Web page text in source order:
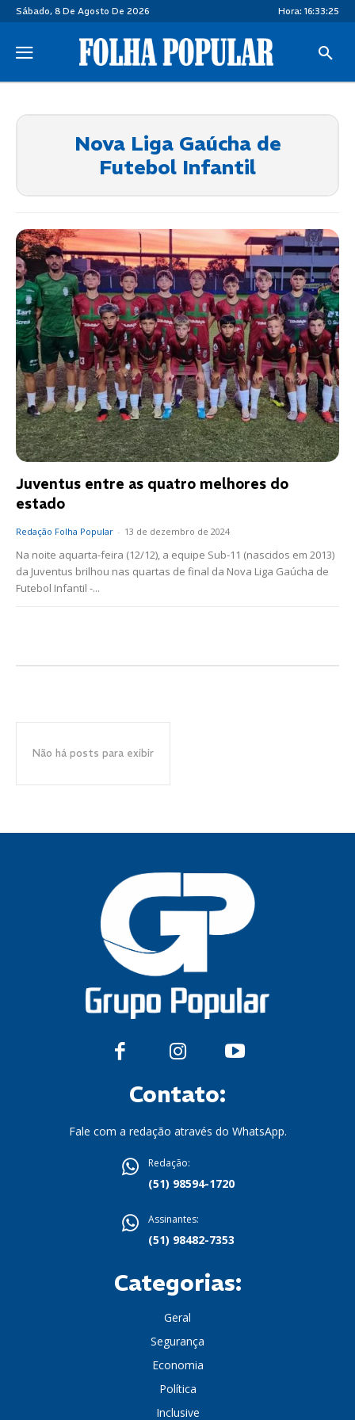
Sábado, 8 De Agosto De 2026 Hora:16:33:26
Nova Liga Gaúcha de
Futebol Infantil
Juventus entre as quatro melhores do
estado
Redação Folha Popular - 13 de dezembro de 2024
Na noite aquarta-feira (12/12), a equipe Sub-11 (nascidos em 2013)
da Juventus brilhou nas quartas de final da Nova Liga Gaúcha de
Futebol Infantil -...
Não há posts para exibir
Contato:
Fale com a redação através do WhatsApp.
Redação:
(51) 98594-1720
Assinantes:
(51) 98482-7353
Categorias:
Geral
Segurança
Economia
Política
Inclusive